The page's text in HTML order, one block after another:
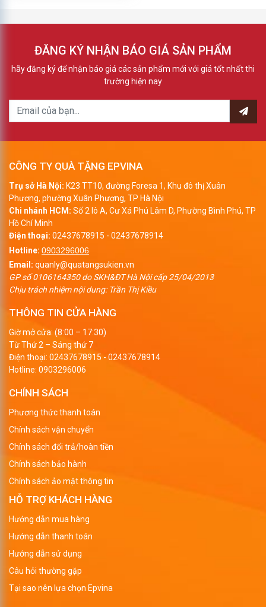
ĐĂNG KÝ NHẬN BÁO GIÁ SẢN PHẨM
hãy đăng ký để nhận báo giá các sản phẩm mới với giá tốt nhất thi
trường hiện nay
CÔNG TY QUÀ TẶNG EPVINA
Trụ sở Hà Nội: K23 TT10, đường Foresa 1, Khu đô thị Xuân
Phương, phường Xuân Phương, TP Hà Nội
Chi nhánh HCM: Số 2 lô A, Cư Xá Phú Lâm D, Phường Bình Phú, TP
Hồ Chí Minh
Điện thoại: 02437678915 - 02437678914
Hotline: 0903296006
Email: quanly@quatangsukien.vn
GP số 0106164350 do SKH&ĐT Hà Nội cấp 25/04/2013
Chịu trách nhiệm nội dung: Trần Thị Kiều
THÔNG TIN CỬA HÀNG
Giờ mở cửa: (8:00 – 17:30)
Từ Thứ 2 – Sáng thứ 7
Điện thoại: 02437678915 - 02437678914
Hotline: 0903296006
CHÍNH SÁCH
Phương thức thanh toán
Chính sách vận chuyển
Chính sách đổi trả/hoàn tiền
Chính sách bảo hành
Chính sách ảo mật thông tin
HỖ TRỢ KHÁCH HÀNG
Hướng dẫn mua hàng
Hướng dẫn thanh toán
Hướng dẫn sử dụng
Câu hỏi thường gặp
Tại sao nên lựa chọn Epvina